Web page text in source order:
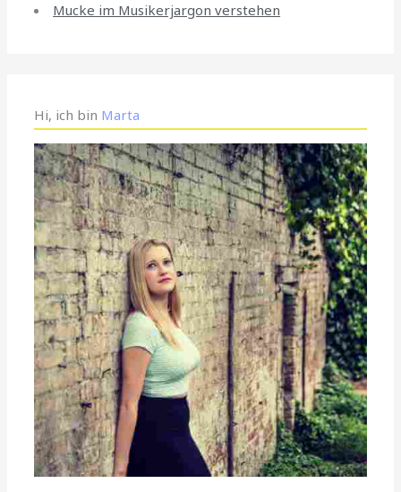
Mucke im Musikerjargon verstehen
Hi, ich bin Marta